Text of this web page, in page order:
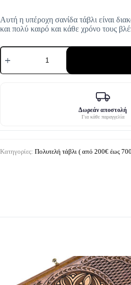
Αυτή η υπέροχη σανίδα τάβλι είναι
και πολύ καιρό και κάθε χρόνο τους
Διακοσμημένο
ταβάνι
ποσότητα
Δωρεάν αποστολή
Για κάθε παραγγελία
Κατηγορίες: Πολυτελή τάβλι ( από 200€ έως